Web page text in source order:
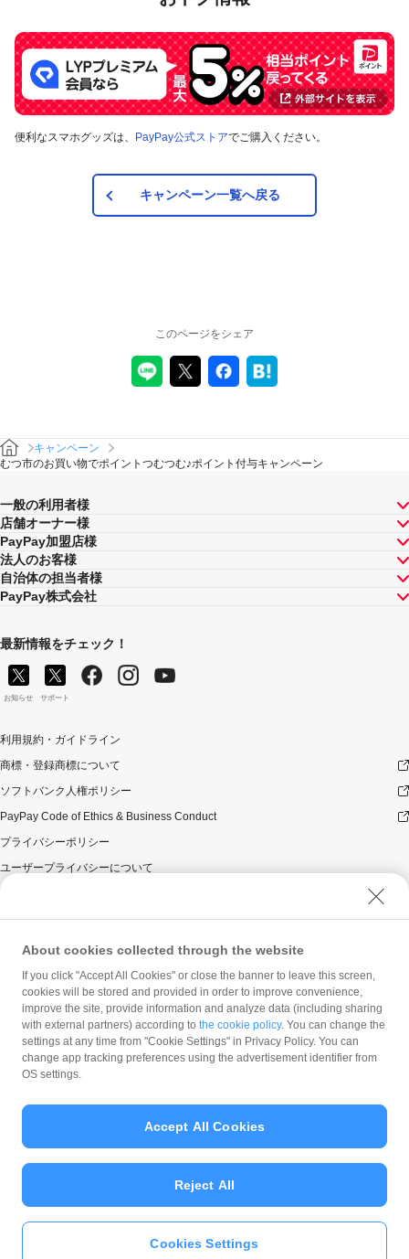
便利なスマホグッズは、 PayPay公式ストアでご購入ください。
キャンペーン一覧へ戻る
PayPayアプリをダウンロ
このページをシェア
キャンペーン
むつ市のお買い物でポイントつむつむ♪ポイント付与キャンペーン
一般の利用者様
店舗オーナー様
PayPay加盟店様
法人のお客様
自治体の担当者様
PayPay株式会社
最新情報をチェック！
お知らせ サポート
利用規約・ガイドライン
商標・登録商標について
ソフトバンク人権ポリシー
PayPay Code of Ethics & Business Conduct
プライバシーポリシー
ユーザープライバシーについて
ウェブサイト利用規約
反社会的勢力に対する方針
勧誘方針
マネロン等基本方針
カスタマーハラスメントに関する当社の考え方
© PayPay Corporation
About cookies collected through the website
If you click "Accept All Cookies" or close the banner to leave this screen,
cookies will be stored and provided in order to improve convenience,
improve the site, provide information and analyze data (including sharing
with external partners) according to the cookie policy. You can change the
settings at any time from "Cookie Settings" in Privacy Policy. You can
change app tracking preferences using the advertisement identifier from
OS settings.
Cookies Settings
Reject All
Accept All Cookies